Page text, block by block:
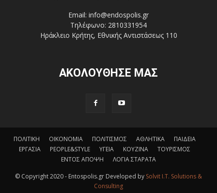
Email: info@endospolis.gr
Τηλέφωνο: 2810331954
Ηράκλειο Κρήτης, Εθνικής Αντιστάσεως 110
ΑΚΟΛΟΥΘΗΣΕ ΜΑΣ
ΠΟΛΙΤΙΚΗ ΟΙΚΟΝΟΜΙΑ ΠΟΛΙΤΙΣΜΟΣ ΑΘΛΗΤΙΚΑ
ΠΑΙΔΕΙΑ
ΕΡΓΑΣΙΑ
PEOPLE&STYLE ΥΓΕΙΑ ΚΟΥΖΙΝΑ
ΤΟΥΡΙΣΜΟΣ
ΕΝΤΟΣ ΑΠΟΨΗ
ΛΟΓΙΑ ΣΤΑΡΑΤΑ
© Copyright 2020 - Entospolis.gr Developed by Solvit I.T. Solutions &
Consulting